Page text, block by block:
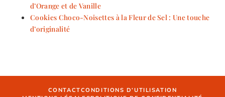
d’Orange et de Vanille
Cookies Choco-Noisettes à la Fleur de Sel : Une touche
d’originalité
CONTACTCONDITIONS D’UTILISATION